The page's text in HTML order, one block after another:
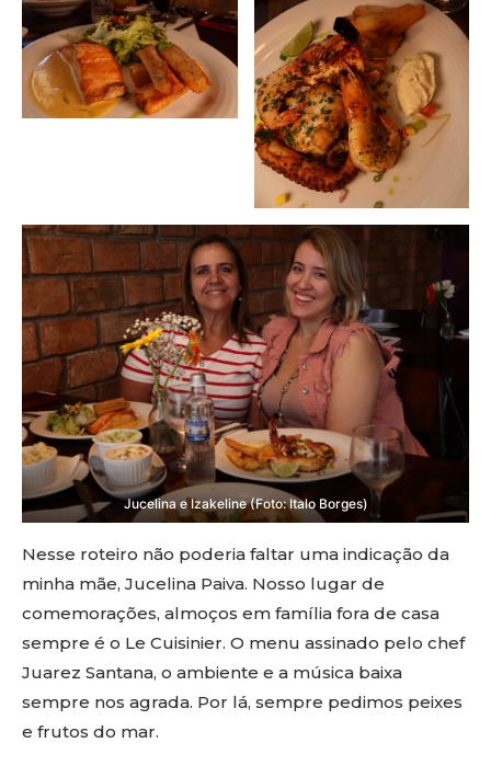
Jucelina e Izakeline (Foto: Italo Borges)
Nesse roteiro não poderia faltar uma indicação da
minha mãe, Jucelina Paiva. Nosso lugar de
comemorações, almoços em família fora de casa
sempre é o Le Cuisinier. O menu assinado pelo chef
Juarez Santana, o ambiente e a música baixa
sempre nos agrada. Por lá, sempre pedimos peixes
e frutos do mar.